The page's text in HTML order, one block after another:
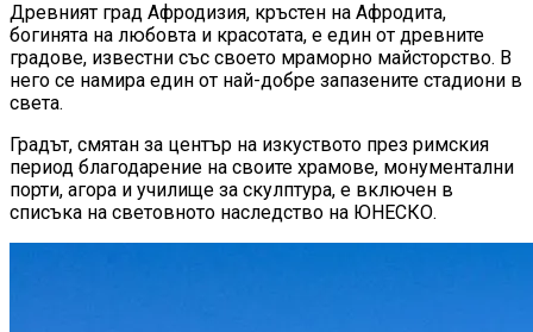
Древният град Афродизия, кръстен на Афродита,
богинята на любовта и красотата, е един от древните
градове, известни със своето мраморно майсторство. В
него се намира един от най-добре запазените стадиони в
света.
Градът, смятан за център на изкуството през римския
период благодарение на своите храмове, монументални
порти, агора и училище за скулптура, е включен в
списъка на световното наследство на ЮНЕСКО.